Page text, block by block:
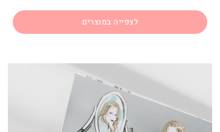
לצפייה במוצרים